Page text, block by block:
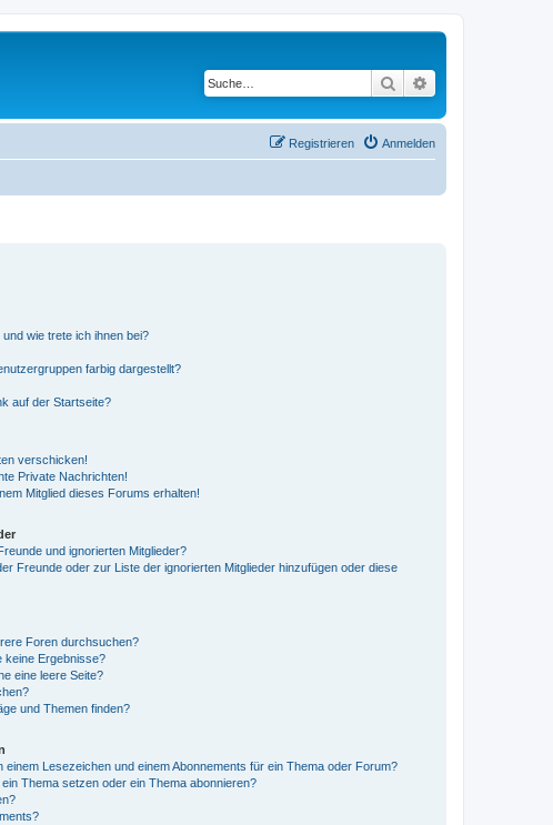
Suche
Anmelden
Registrieren
wie trete ich ihnen bei?
farbig dargestellt?
auf der Startseite?
verschicken!
Private Nachrichten!
Mitglied dieses Forums erhalten!
und ignorierten Mitglieder?
Freunde oder zur Liste der ignorierten Mitglieder hinzufügen oder diese
Foren durchsuchen?
keine Ergebnisse?
eine leere Seite?
und Themen finden?
Lesezeichen und einem Abonnements für ein Thema oder Forum?
Thema setzen oder ein Thema abonnieren?